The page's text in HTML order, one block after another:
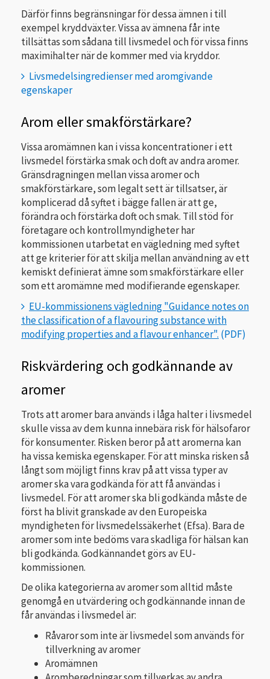
Därför finns begränsningar för dessa ämnen i till
exempel kryddväxter. Vissa av ämnena får inte
tillsättas som sådana till livsmedel och för vissa finns
maximihalter när de kommer med via kryddor.
Livsmedelsingredienser med aromgivande
egenskaper
Arom eller smakförstärkare?
Vissa aromämnen kan i vissa koncentrationer i ett
livsmedel förstärka smak och doft av andra aromer.
Gränsdragningen mellan vissa aromer och
smakförstärkare, som legalt sett är tillsatser, är
komplicerad då syftet i bägge fallen är att ge,
förändra och förstärka doft och smak. Till stöd för
företagare och kontrollmyndigheter har
kommissionen utarbetat en vägledning med syftet
att ge kriterier för att skilja mellan användning av ett
kemiskt definierat ämne som smakförstärkare eller
som ett aromämne med modifierande egenskaper.
EU-kommissionens vägledning "Guidance notes on
the classification of a flavouring substance with
modifying properties and a flavour enhancer".
Riskvärdering och godkännande av
aromer
Trots att aromer bara används i låga halter i livsmedel
skulle vissa av dem kunna innebära risk för hälsofaror
för konsumenter. Risken beror på att aromerna kan
ha vissa kemiska egenskaper. För att minska risken så
långt som möjligt finns krav på att vissa typer av
aromer ska vara godkända för att få användas i
livsmedel. För att aromer ska bli godkända måste de
först ha blivit granskade av den Europeiska
myndigheten för livsmedelssäkerhet (Efsa). Bara de
aromer som inte bedöms vara skadliga för hälsan kan
bli godkända. Godkännandet görs av EU-
kommissionen.
De olika kategorierna av aromer som alltid måste
genomgå en utvärdering och godkännande innan de
får användas i livsmedel är:
Råvaror som inte är livsmedel som används för
tillverkning av aromer
Aromämnen